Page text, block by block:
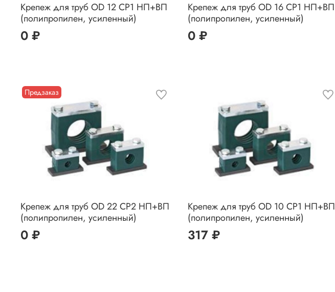
Крепеж для труб OD 12 CP1 НП+ВП
(полипропилен, усиленный)
0 ₽
Крепеж для труб OD 16 CP1 НП+ВП
(полипропилен, усиленный)
0 ₽
Предзаказ
Крепеж для труб OD 22 CP2 НП+ВП
(полипропилен, усиленный)
0 ₽
Крепеж для труб OD 10 CP1 НП+ВП
(полипропилен, усиленный)
317 ₽